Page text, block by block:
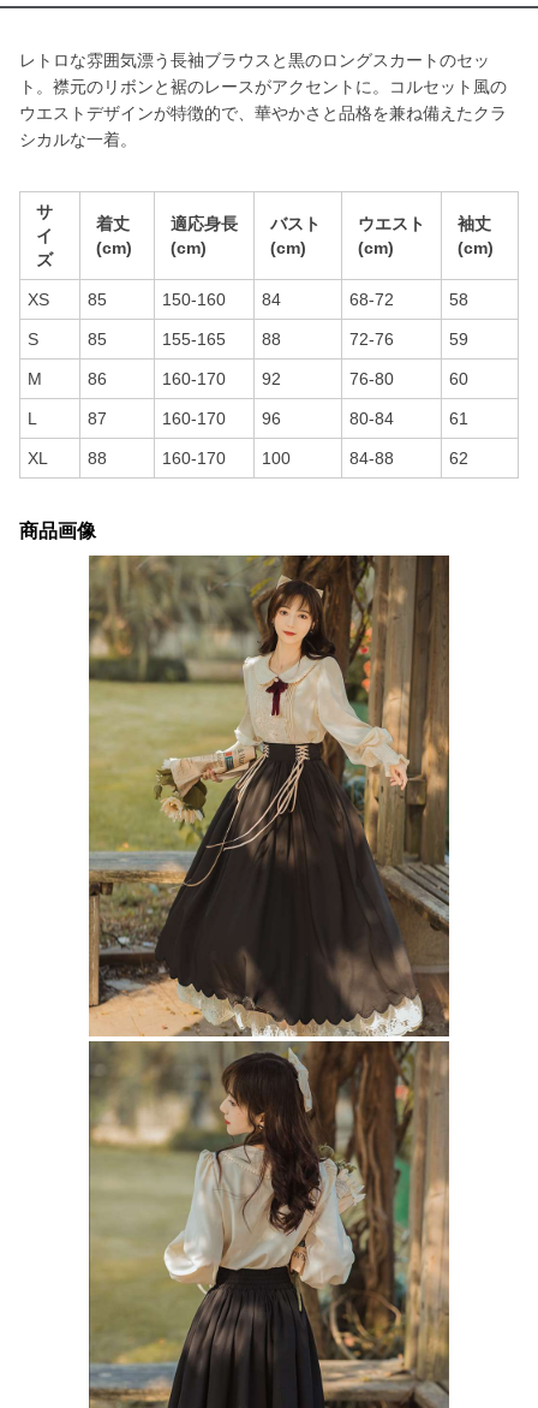
レトロな雰囲気漂う長袖ブラウスと黒のロングスカートのセッ
ト。襟元のリボンと裾のレースがアクセントに。コルセット風の
ウエストデザインが特徴的で、華やかさと品格を兼ね備えたクラ
シカルな一着。
サ
イ
ズ
着丈
(cm)
適応身長
(cm)
バスト
(cm)
ウエスト
(cm)
袖丈
(cm)
XS 85 150-160 84 68-72 58
S 85 155-165 88 72-76 59
M 86 160-170 92 76-80 60
L 87 160-170 96 80-84 61
XL 88 160-170 100 84-88 62
商品画像